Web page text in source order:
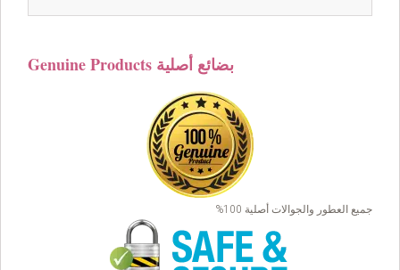
was:
is:
Genuine Products بضائع أصلية
جميع العطور والجوالات أصلية 100%